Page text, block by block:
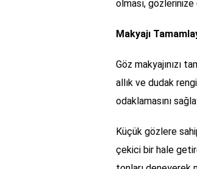
olması, gözlerinize
Makyajı
Göz makyajınızı
allık ve dudak
odaklamasını
Küçük gözlere
çekici bir hale